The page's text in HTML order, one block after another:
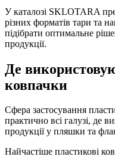
У каталозі SKLOTARA
різних форматів тари та
підібрати оптимальне
продукції.
Де
ковпачки
Сфера застосування
практично всі галузі, де
продукції у пляшки та
Найчастіше пластикові